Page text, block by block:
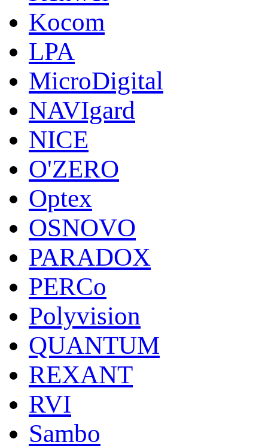
Kocom
LPA
MicroDigital
NAVIgard
NICE
O'ZERO
Optex
OSNOVO
PARADOX
PERCo
Polyvision
QUANTUM
REXANT
RVI
Sambo